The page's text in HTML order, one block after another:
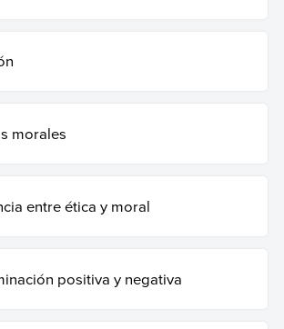
morales
entre ética y moral
positiva y negativa